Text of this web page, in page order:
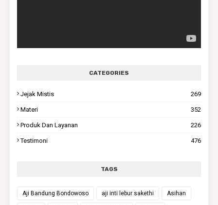
CATEGORIES
Jejak Mistis 269
Materi 352
Produk Dan Layanan 226
Testimoni 476
TAGS
Aji Bandung Bondowoso aji inti lebur sakethi Asihan